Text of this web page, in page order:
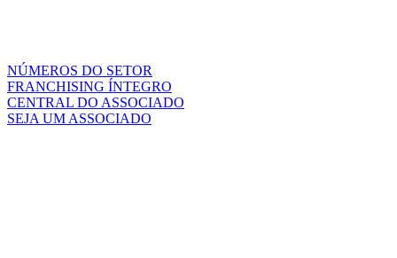
NÚMEROS DO SETOR
FRANCHISING ÍNTEGRO
CENTRAL DO ASSOCIADO
SEJA UM ASSOCIADO